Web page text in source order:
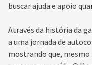
buscar ajuda e apoio
Através da história da
a uma jornada de
mostrando que,